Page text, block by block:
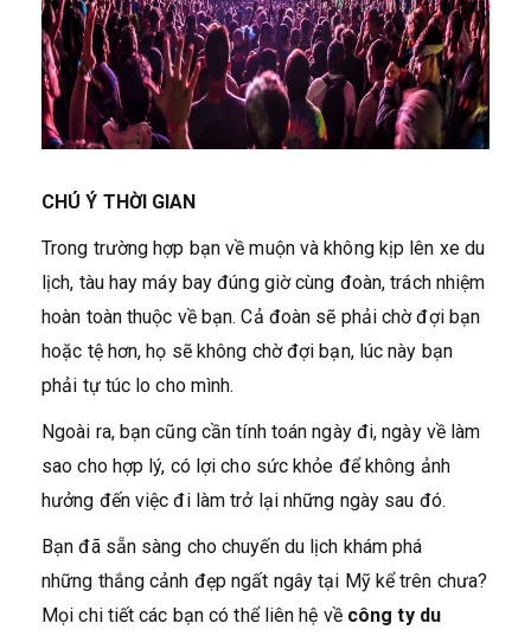
CHÚ Ý THỜI GIAN
Trong trường hợp bạn về muộn và không kịp lên xe du
lịch, tàu hay máy bay đúng giờ cùng đoàn, trách nhiệm
hoàn toàn thuộc về bạn. Cả đoàn sẽ phải chờ đợi bạn
hoặc tệ hơn, họ sẽ không chờ đợi bạn, lúc này bạn
phải tự túc lo cho mình.
Ngoài ra, bạn cũng cần tính toán ngày đi, ngày về làm
sao cho hợp lý, có lợi cho sức khỏe để không ảnh
hưởng đến việc đi làm trở lại những ngày sau đó.
Bạn đã sẵn sàng cho chuyến du lịch khám phá
những thắng cảnh đẹp ngất ngây tại Mỹ kể trên chưa?
Mọi chi tiết các bạn có thể liên hệ về công ty du